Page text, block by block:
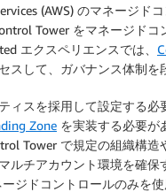
(AWS) のマネージド
Tower をマネージドコ
エクスペリエンスでは、
して、ガバナンス体制を
ィスを採用して設定する
Zone を実装する必要が
Tower で規定の組織構
ルチアカウント環境を確
ジドコントロールのみを